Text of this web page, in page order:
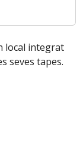
local integrat
seves tapes.